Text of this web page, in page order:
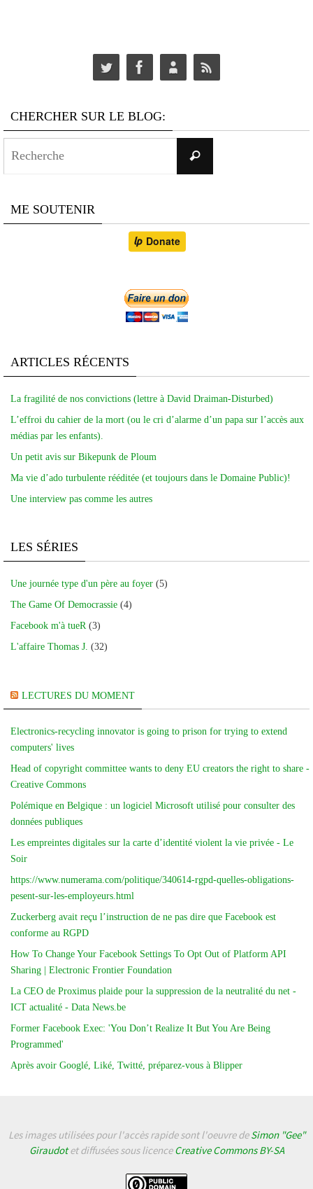
CHERCHER SUR LE BLOG:
Recherche
ME SOUTENIR
ARTICLES RÉCENTS
La fragilité de nos convictions (lettre à David Draiman-Disturbed)
L’effroi du cahier de la mort (ou le cri d’alarme d’un papa sur l’accès aux
médias par les enfants).
Un petit avis sur Bikepunk de Ploum
Ma vie d’ado turbulente rééditée (et toujours dans le Domaine Public)!
Une interview pas comme les autres
LES SÉRIES
Une journée type d'un père au foyer (5)
The Game Of Democrassie (4)
Facebook m'à tueR (3)
L'affaire Thomas J. (32)
LECTURES DU MOMENT
Electronics-recycling innovator is going to prison for trying to extend
computers' lives
Head of copyright committee wants to deny EU creators the right to share -
Creative Commons
Polémique en Belgique : un logiciel Microsoft utilisé pour consulter des
données publiques
Les empreintes digitales sur la carte d’identité violent la vie privée - Le
Soir
https://www.numerama.com/politique/340614-rgpd-quelles-obligations-
pesent-sur-les-employeurs.html
Zuckerberg avait reçu l’instruction de ne pas dire que Facebook est
conforme au RGPD
How To Change Your Facebook Settings To Opt Out of Platform API
Sharing | Electronic Frontier Foundation
La CEO de Proximus plaide pour la suppression de la neutralité du net -
ICT actualité - Data News.be
Former Facebook Exec: 'You Don’t Realize It But You Are Being
Programmed'
Après avoir Googlé, Liké, Twitté, préparez-vous à Blipper
Les images utilisées pour l'accès rapide sont l'oeuvre deSimon "Gee"
Giraudotet diffusées sous licenceCreative Commons BY-SA